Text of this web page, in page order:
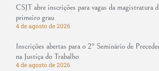
CSJT abre inscrições para vagas da magistratura
primeiro grau
4 de agosto de 2026
Inscrições abertas para o 2º Seminário de
na Justiça do Trabalho
4 de agosto de 2026